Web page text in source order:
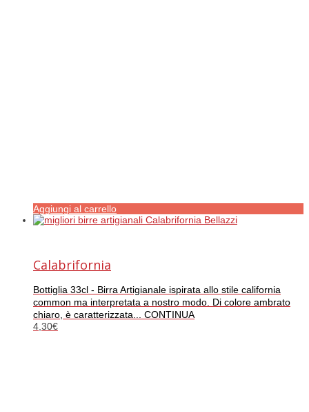
Aggiungi al carrello
Calabrifornia
Bottiglia 33cl - Birra Artigianale ispirata allo stile california
common ma interpretata a nostro modo. Di colore ambrato
chiaro, è caratterizzata... CONTINUA
4,30€